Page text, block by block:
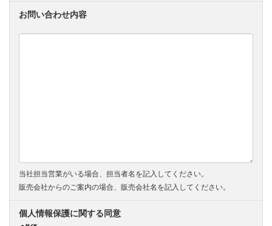
お問い合わせ内容
当社担当営業がいる場合、担当者名を記入してください。
販売会社からのご案内の場合、販売会社名を記入してください。
個人情報保護に関する同意